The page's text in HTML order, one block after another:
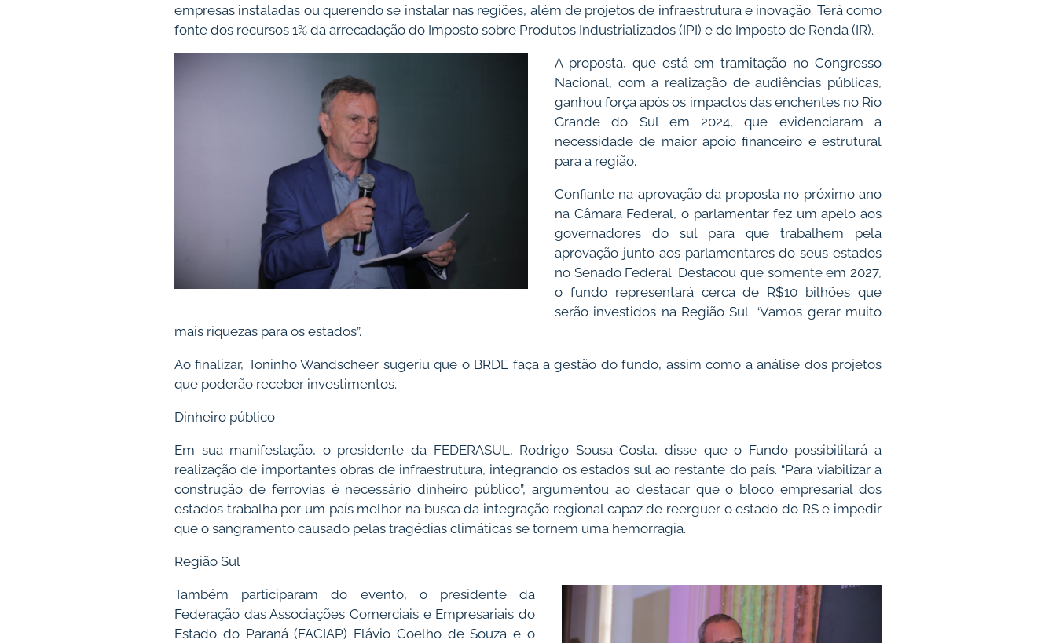
empresas instaladas ou querendo se instalar nas regiões, além de projetos de infraestrutura e inovação. Terá como
fonte dos recursos 1% da arrecadação do Imposto sobre Produtos Industrializados (IPI) e do Imposto de Renda (IR).
A proposta, que está em tramitação no Congresso
Nacional, com a realização de audiências públicas,
ganhou força após os impactos das enchentes no Rio
Grande do Sul em 2024, que evidenciaram a
necessidade de maior apoio financeiro e estrutural
para a região.
Confiante na aprovação da proposta no próximo ano
na Câmara Federal, o parlamentar fez um apelo aos
governadores do sul para que trabalhem pela
aprovação junto aos parlamentares do seus estados
no Senado Federal. Destacou que somente em 2027,
o fundo representará cerca de R$10 bilhões que
serão investidos na Região Sul. “Vamos gerar muito
mais riquezas para os estados”.
Ao finalizar, Toninho Wandscheer sugeriu que o BRDE faça a gestão do fundo, assim como a análise dos projetos
que poderão receber investimentos.
Dinheiro público
Em sua manifestação, o presidente da FEDERASUL, Rodrigo Sousa Costa, disse que o Fundo possibilitará a
realização de importantes obras de infraestrutura, integrando os estados sul ao restante do país. “Para viabilizar a
construção de ferrovias é necessário dinheiro público”, argumentou ao destacar que o bloco empresarial dos
estados trabalha por um país melhor na busca da integração regional capaz de reerguer o estado do RS e impedir
que o sangramento causado pelas tragédias climáticas se tornem uma hemorragia.
Região Sul
Também participaram do evento, o presidente da
Federação das Associações Comerciais e Empresariais do
Estado do Paraná (FACIAP) Flávio Coelho de Souza e o